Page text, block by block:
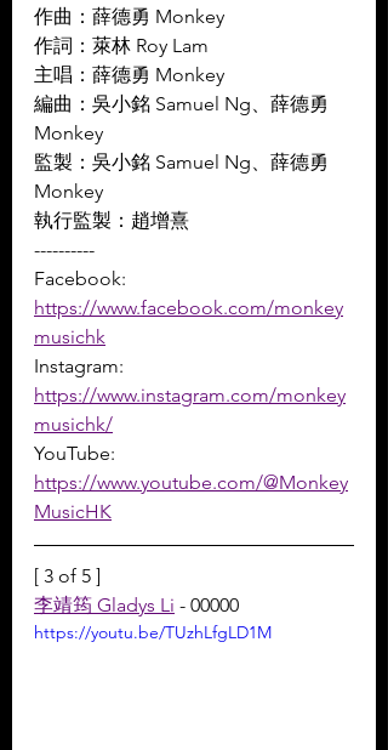
作曲：薛德勇 Monkey
作詞：萊林 Roy Lam
主唱：薛德勇 Monkey
編曲：吳小銘 Samuel Ng、薛德勇
Monkey
監製：吳小銘 Samuel Ng、薛德勇
Monkey
執行監製：趙增熹
----------
Facebook:
https://www.facebook.com/monkey
musichk
Instagram:
https://www.instagram.com/monkey
musichk/
YouTube:
https://www.youtube.com/@Monkey
MusicHK
[ 3 of 5 ]
李靖筠 Gladys Li - 00000
https://youtu.be/TUzhLfgLD1M